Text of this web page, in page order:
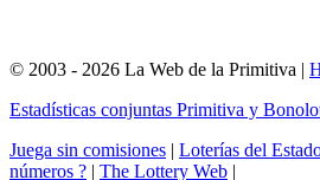
© 2003 - 2026 La Web de la Primitiva |
Estadísticas conjuntas Primitiva y
Juega sin comisiones | Loterías del
números ? | The Lottery Web |